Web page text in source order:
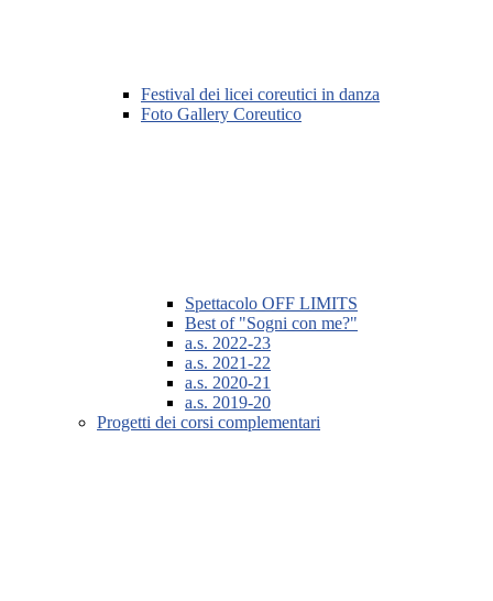
Festival dei licei coreutici in danza
Foto Gallery Coreutico
Spettacolo OFF LIMITS
Best of "Sogni con me?"
a.s. 2022-23
a.s. 2021-22
a.s. 2020-21
a.s. 2019-20
Progetti dei corsi complementari